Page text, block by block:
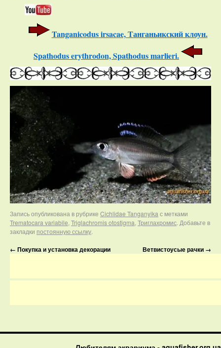
Tanganicodus irsacae, Танганьикский клоун.
Spathodus erythrodon, Spathodus marlieri.
Запись опубликована в рубрике Cichlidae Tanganyika с метками
Trematocara variabile, Triglachromis otostigma, Триглахромис. Добавьте в
закладки постоянную ссылку.
← Покупка и установка декорации Ветвистоусые рачки →